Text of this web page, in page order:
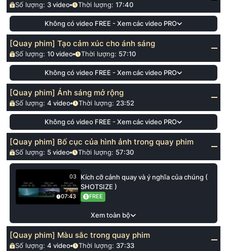
Số lượng: 3 video Thời lượng: 17:40
Không có video FREE - Xem các video PRO
[Quay phim] Tạo cảm xúc cho ánh sáng
Số lượng:10 video Thời lượng: 57:10
Không có video FREE - Xem các video PRO
[Quay phim] Ánh sáng mở rộng
Số lượng:4 video Thời lượng: 23:52
Không có video FREE - Xem các video PRO
[Quay phim] Bố cục của hình ảnh trong quay phim
Số lượng: 5 video Thời lượng: 57:30
03
07:43
Kích cỡ cảnh quay và ý nghĩa của chúng (
SHOTSIZE )
FREE
Xem toàn bộ
[Quay phim] Màu sắc trong quay phim
Số lượng:4 video Thời lượng: 37:33